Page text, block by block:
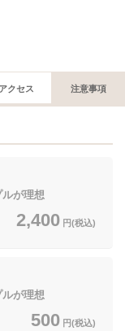
アクセス 注意事項
が理想
2,400 円(税込)
が理想
500 円(税込)